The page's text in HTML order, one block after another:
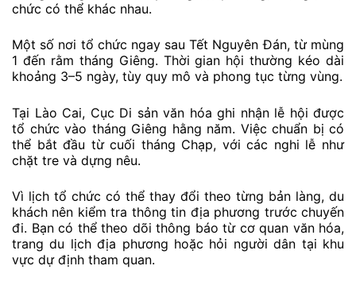
chức có thể khác nhau.
Một số nơi tổ chức ngay sau Tết Nguyên Đán, từ mùng
1 đến rằm tháng Giêng. Thời gian hội thường kéo dài
khoảng 3–5 ngày, tùy quy mô và phong tục từng vùng.
Tại Lào Cai, Cục Di sản văn hóa ghi nhận lễ hội được
tổ chức vào tháng Giêng hằng năm. Việc chuẩn bị có
thể bắt đầu từ cuối tháng Chạp, với các nghi lễ như
chặt tre và dựng nêu.
Vì lịch tổ chức có thể thay đổi theo từng bản làng, du
khách nên kiểm tra thông tin địa phương trước chuyến
đi. Bạn có thể theo dõi thông báo từ cơ quan văn hóa,
trang du lịch địa phương hoặc hỏi người dân tại khu
vực dự định tham quan.